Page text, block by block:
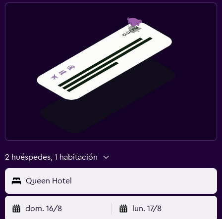
2 huéspedes, 1 habitación
Queen Hotel
dom. 16/8 lun. 17/8